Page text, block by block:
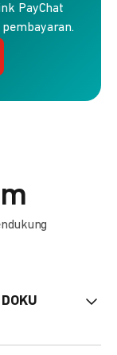
PayChat